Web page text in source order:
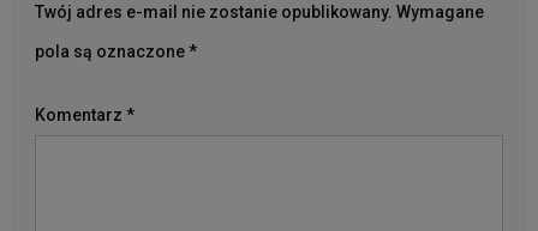
Twój adres e-mail nie zostanie opublikowany. Wymagane
pola są oznaczone*
Komentarz *